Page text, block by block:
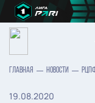
ГЛАВНАЯ НОВОСТИ
19.08.2020